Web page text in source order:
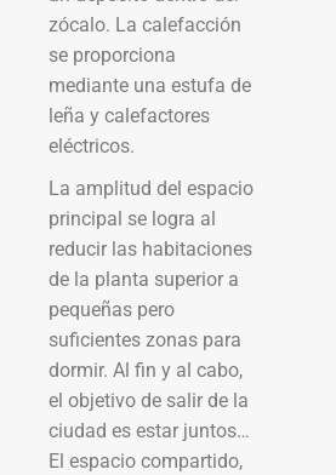
zócalo. La calefacción
se proporciona
mediante una estufa de
leña y calefactores
eléctricos.
La amplitud del espacio
principal se logra al
reducir las habitaciones
de la planta superior a
pequeñas pero
suficientes zonas para
dormir. Al fin y al cabo,
el objetivo de salir de la
ciudad es estar juntos…
El espacio compartido,